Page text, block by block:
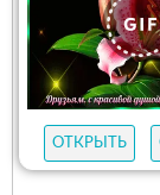
ОТКРЫТЬ